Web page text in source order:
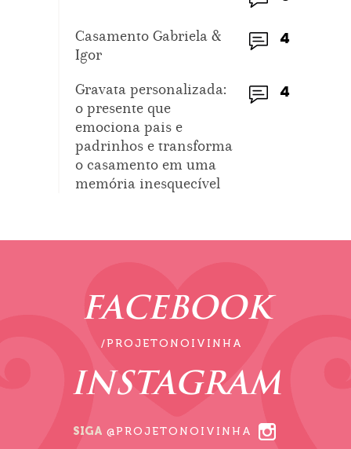
4
Casamento Gabriela &
Igor
4
Gravata personalizada:
o presente que
emociona pais e
padrinhos e transforma
o casamento em uma
memória inesquecível
FACEBOOK
/PROJETONOIVINHA
INSTAGRAM
SIGA @PROJETONOIVINHA